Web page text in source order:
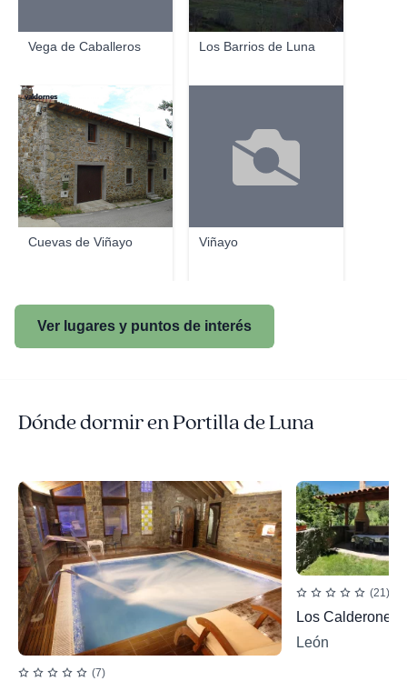
Vega de Caballeros Los Barrios de Luna
Cuevas de Viñayo
valdornes
Viñayo
Ver lugares y puntos de interés
Dónde dormir en Portilla de Luna
(7)
(21)
Los Calderones
León